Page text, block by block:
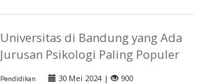
Universitas di Bandung yang Ada
Jurusan Psikologi Paling Populer
Pendidikan 30 Mei 2024 | 900